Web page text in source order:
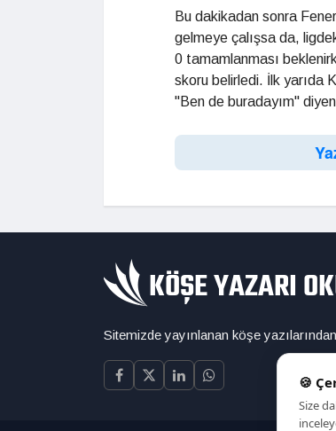
Bu dakikadan sonra
gelmeye çalışsa da,
0 tamamlanması
skoru belirledi. İlk yarıda
"Ben de buradayım"
Sitemizde yayınlanan köşe
🍪
Size